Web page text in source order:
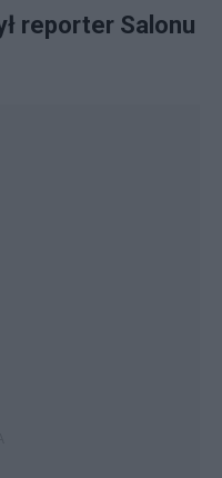
reporter Salonu